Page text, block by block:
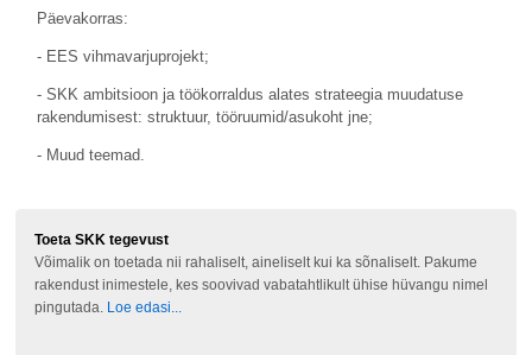
Päevakorras:
- EES vihmavarjuprojekt;
- SKK ambitsioon ja töökorraldus alates strateegia muudatuse
rakendumisest: struktuur, tööruumid/asukoht jne;
- Muud teemad.
Toeta SKK tegevust
Võimalik on toetada nii rahaliselt, aineliselt kui ka sõnaliselt. Pakume
rakendust inimestele, kes soovivad vabatahtlikult ühise hüvangu nimel
pingutada. Loe edasi...